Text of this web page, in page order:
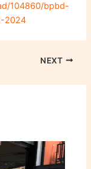
104860/bpbd-
2024
NEXT